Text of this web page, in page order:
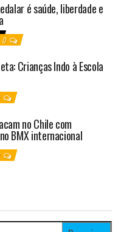
é saúde, liberdade e
0
Crianças Indo à Escola
no Chile com
BMX internacional